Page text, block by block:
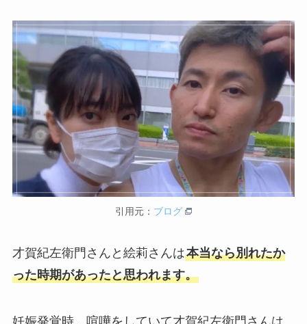
引用元： ブログ
才賀紀左衛門さんと絵莉さんは本当なら別れたか
った時期があったと思われます。